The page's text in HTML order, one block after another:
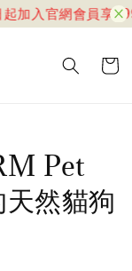
加入官網會員享
Pet
然貓狗